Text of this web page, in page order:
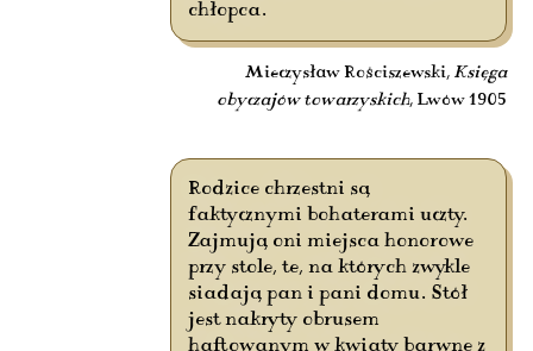
chłopca.
Mieczysław Rościszewski, Księga
obyczajów towarzyskich, Lwów 1905
Rodzice chrzestni są
faktycznymi bohaterami uczty.
Zajmują oni miejsca honorowe
przy stole, te, na których zwykle
siadają pan i pani domu. Stół
jest nakryty obrusem
haftowanym w kwiaty barwne z